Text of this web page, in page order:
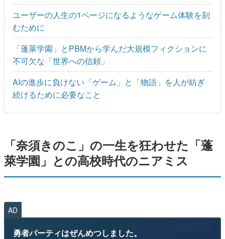
ユーザーの人生の1ページになるようなゲーム体験を刻
むために
「蓬萊学園」とPBMから学んだ大規模フィクションに
不可欠な「世界への信頼」
AIの進歩に負けない「ゲーム」と「物語」を人が紡ぎ
続けるために必要なこと
「奈須きのこ」の一生を狂わせた「蓬
萊学園」との高校時代のニアミス
AD
勇者パーティはぜんめつしました。